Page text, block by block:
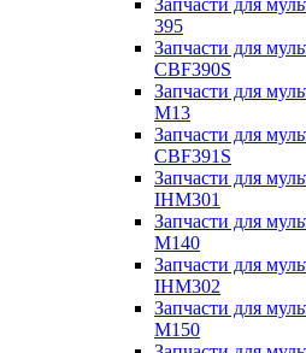
Запчасти для
395
Запчасти для
CBF390S
Запчасти для
M13
Запчасти для
CBF391S
Запчасти для
IHM301
Запчасти для
M140
Запчасти для
IHM302
Запчасти для
M150